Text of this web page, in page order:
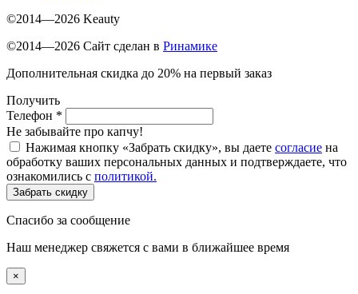
©2014—2026 Keauty
©2014—2026 Сайт сделан в Ринамике
Дополнительная скидка до 20% на первый заказ
Получить
Телефон *
Не забывайте про капчу!
Нажимая кнопку «Забрать скидку», вы даете согласие на
обработку ваших персональных данных и подтверждаете, что
ознакомились с политикой.
Забрать скидку
Спасибо за сообщение
Наш менеджер свяжется с вами в ближайшее время
×